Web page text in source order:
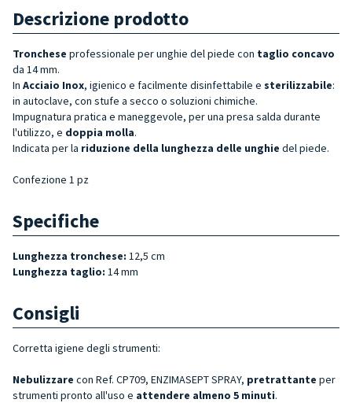
Descrizione prodotto
Tronchese professionale per unghie del piede con taglio concavo
da 14 mm.
In Acciaio Inox, igienico e facilmente disinfettabile e sterilizzabile:
in autoclave, con stufe a secco o soluzioni chimiche.
Impugnatura pratica e maneggevole, per una presa salda durante
l'utilizzo, e doppia molla.
Indicata per la riduzione della lunghezza delle unghie del piede.
Confezione 1 pz
Specifiche
Lunghezza tronchese: 12,5 cm
Lunghezza taglio: 14 mm
Consigli
Corretta igiene degli strumenti:
Nebulizzare con Ref. CP709, ENZIMASEPT SPRAY, pretrattante per
strumenti pronto all'uso e attendere almeno 5 minuti.